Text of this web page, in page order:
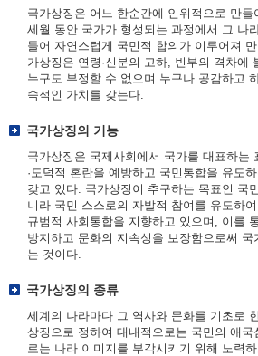
국가상징은 어느 한순간에 인위적으로 만들
세월 동안 국가가 형성되는 과정에서 그 나
들어 자연스럽게 국민적 합의가 이루어져
가상징은 연령·신분의 고하, 빈부의 격차에
누구도 부정할 수 없으며 누구나 공감하고
속적인 가치를 갖는다.
국가상징의 기능
국가상징은 국제사회에서 국가를 대표하는
·도덕적 혼란을 예방하고 국민통합을 유도
갖고 있다. 국가상징이 추구하는 목표인 국
니라 국민 스스로의 자발적 참여를 유도하
규범적 사회통합을 지향하고 있으며, 이를
방지하고 문화의 지속성을 보장함으로써
는 것이다.
국가상징의 종류
세계의 나라마다 그 역사와 문화를 기초로
상징으로 정하여 대내적으로는 국민의 애
로는 나라 이미지를 부각시키기 위해 노력